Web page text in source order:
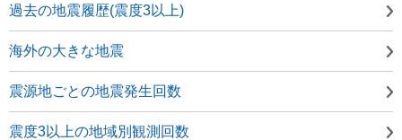
過去の地震履歴(震度3以上)
海外の大きな地震
震源地ごとの地震発生回数
震度3以上の地域別観測回数